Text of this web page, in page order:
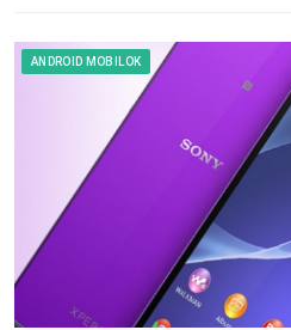
ANDROID MOBILOK